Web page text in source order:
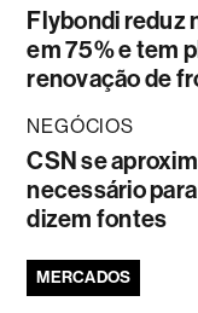
Flybondi reduz
em 75% e tem
renovação de
NEGÓCIOS
CSN se
necessário
dizem fontes
MERCADOS